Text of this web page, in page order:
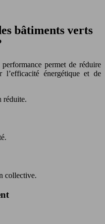
bâtiments verts
permet de réduire
l’efficacité énergétique et de
réduite.
collective.